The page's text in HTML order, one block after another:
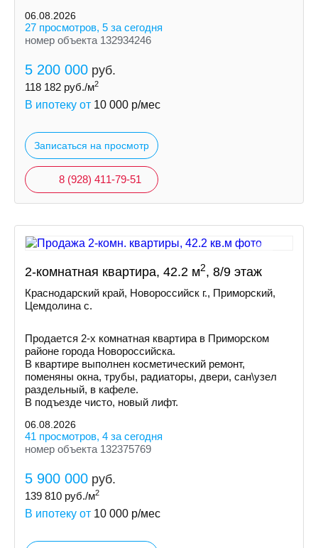
06.08.2026
27 просмотров, 5 за сегодня
номер объекта 132934246
5 200 000 руб.
118 182 руб./м2
В ипотеку от 10 000 р/мес
Записаться на просмотр
8 (928) 411-79-51
2-комнатная квартира, 42.2 м2, 8/9 этаж
Краснодарский край, Новороссийск г., Приморский,
Цемдолина с.
Продается 2-х комнатная квартира в Приморском
районе города Новороссийска.
В квартире выполнен косметический ремонт,
поменяны окна, трубы, радиаторы, двери, сан\узел
раздельный, в кафеле.
В подъезде чисто, новый лифт.
06.08.2026
41 просмотров, 4 за сегодня
номер объекта 132375769
5 900 000 руб.
139 810 руб./м2
В ипотеку от 10 000 р/мес